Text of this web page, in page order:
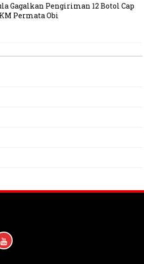
Gagalkan Pengiriman 12 Botol Cap
Permata Obi